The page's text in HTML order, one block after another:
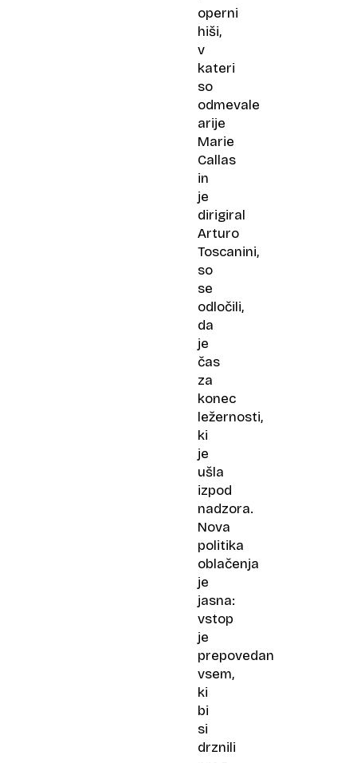
operni
hiši,
v
kateri
so
odmevale
arije
Marie
Callas
in
je
dirigiral
Arturo
Toscanini,
so
se
odločili,
da
je
čas
za
konec
ležernosti,
ki
je
ušla
izpod
nadzora.
Nova
politika
oblačenja
je
jasna:
vstop
je
prepovedan
vsem,
ki
bi
si
drznili